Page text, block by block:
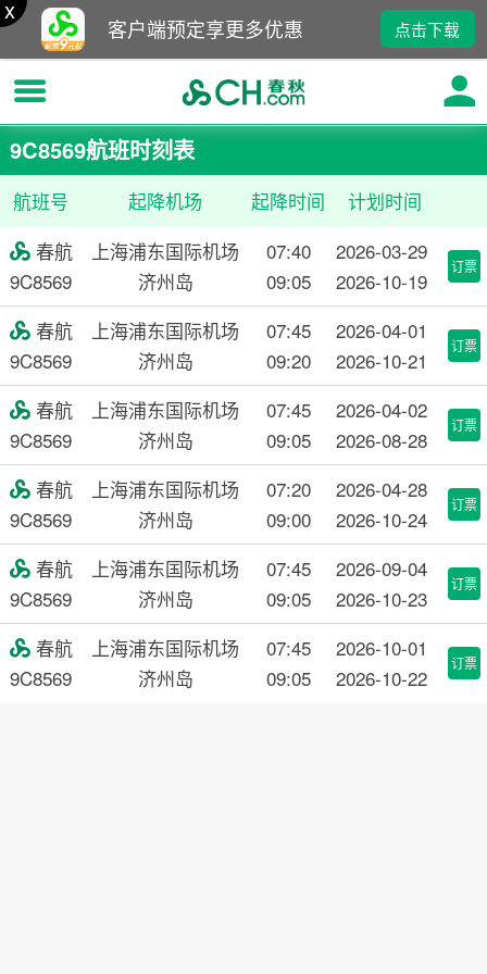
点击下载
客户端预定享更多优惠
x
9C8569航班时刻表
航班号 起降机场 起降时间 计划时间
春航
9C8569
上海浦东国际机场
济州岛
07:40
09:05
2026-03-29
2026-10-19
订票
春航
9C8569
上海浦东国际机场
济州岛
07:45
09:20
2026-04-01
2026-10-21
订票
春航
9C8569
上海浦东国际机场
济州岛
07:45
09:05
2026-04-02
2026-08-28
订票
春航
9C8569
上海浦东国际机场
济州岛
07:20
09:00
2026-04-28
2026-10-24
订票
春航
9C8569
上海浦东国际机场
济州岛
07:45
09:05
2026-09-04
2026-10-23
订票
春航
9C8569
上海浦东国际机场
济州岛
07:45
09:05
2026-10-01
2026-10-22
订票